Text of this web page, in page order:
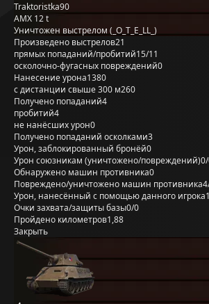
Traktoristka90
AMX 12 t
Уничтожен выстрелом (_O_T_E_LL_)
Произведено выстрелов21
прямых попаданий/пробитий15/11
осколочно-фугасных повреждений0
Нанесение урона1380
с дистанции свыше 300 м260
Получено попаданий4
пробитий4
не нанёсших урон0
Получено попаданий осколками3
Урон, заблокированный бронёй0
Урон союзникам (уничтожено/повреждений)
Обнаружено машин противника0
Повреждено/уничтожено машин противника
Урон, нанесённый с помощью данного игрока
Очки захвата/защиты базы0/0
Пройдено километров1,88
Закрыть